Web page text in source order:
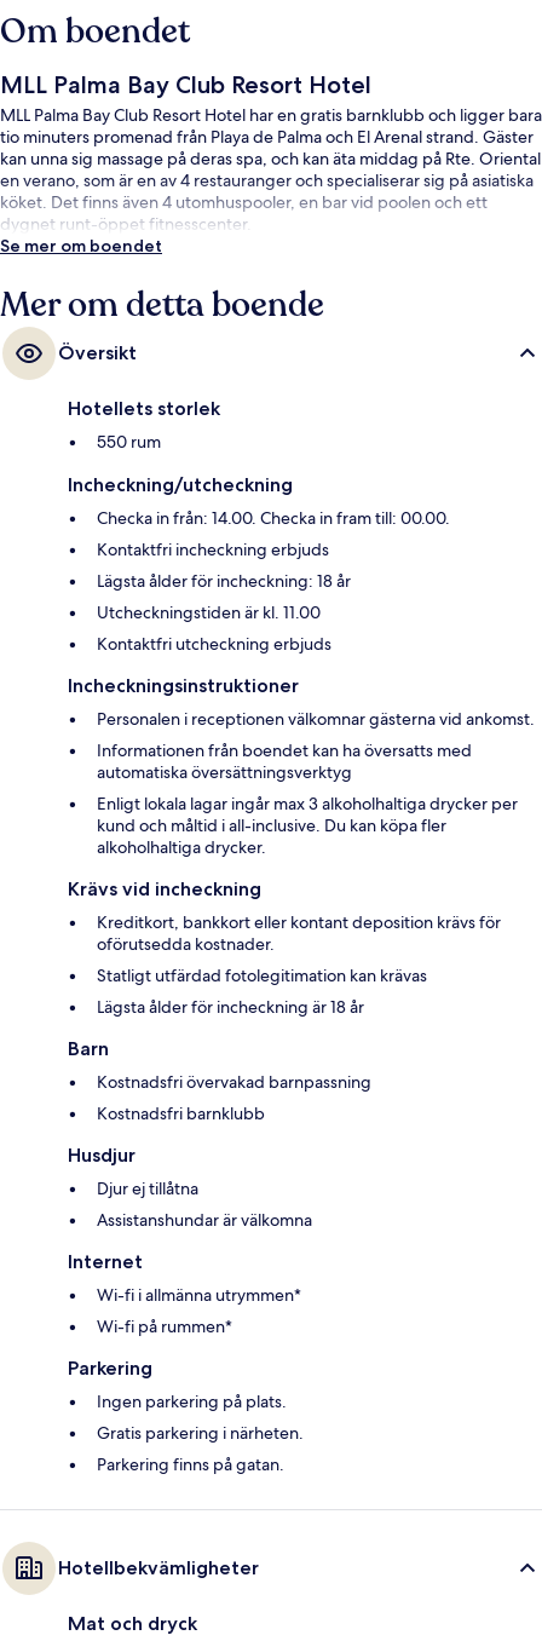
Om boendet
MLL Palma Bay Club Resort Hotel
MLL Palma Bay Club Resort Hotel har en gratis barnklubb och ligger bara
tio minuters promenad från Playa de Palma och El Arenal strand. Gäster
kan unna sig massage på deras spa, och kan äta middag på Rte. Oriental
en verano, som är en av 4 restauranger och specialiserar sig på asiatiska
köket. Det finns även 4 utomhuspooler, en bar vid poolen och ett
dygnet runt-öppet fitnesscenter.
Se mer om boendet
Mer om detta boende
Översikt
Hotellets storlek
550 rum
Incheckning/utcheckning
Checka in från: 14.00. Checka in fram till: 00.00.
Kontaktfri incheckning erbjuds
Lägsta ålder för incheckning: 18 år
Utcheckningstiden är kl. 11.00
Kontaktfri utcheckning erbjuds
Incheckningsinstruktioner
Personalen i receptionen välkomnar gästerna vid ankomst.
Informationen från boendet kan ha översatts med
automatiska översättningsverktyg
Enligt lokala lagar ingår max 3 alkoholhaltiga drycker per
kund och måltid i all-inclusive. Du kan köpa fler
alkoholhaltiga drycker.
Krävs vid incheckning
Kreditkort, bankkort eller kontant deposition krävs för
oförutsedda kostnader.
Statligt utfärdad fotolegitimation kan krävas
Lägsta ålder för incheckning är 18 år
Barn
Kostnadsfri övervakad barnpassning
Kostnadsfri barnklubb
Husdjur
Djur ej tillåtna
Assistanshundar är välkomna
Internet
Wi-fi i allmänna utrymmen*
Wi-fi på rummen*
Parkering
Ingen parkering på plats.
Gratis parkering i närheten.
Parkering finns på gatan.
Hotellbekvämligheter
Mat och dryck